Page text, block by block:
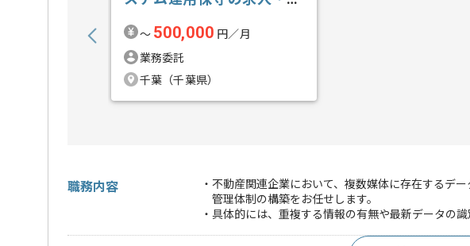
〜 500,000 円／月
業務委託
千葉（千葉県）
職務内容
・不動産関連企業において、複数媒体に存在するデ
管理体制の構築をお任せします。
・具体的には、重複する情報の有無や最新データの識